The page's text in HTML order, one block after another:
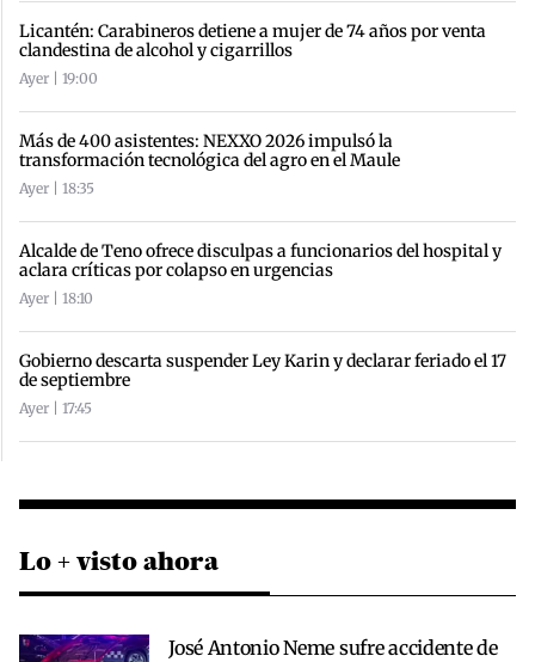
Licantén: Carabineros detiene a mujer de 74 años por venta
clandestina de alcohol y cigarrillos
Ayer | 19:00
Más de 400 asistentes: NEXXO 2026 impulsó la
transformación tecnológica del agro en el Maule
Ayer | 18:35
Alcalde de Teno ofrece disculpas a funcionarios del hospital y
aclara críticas por colapso en urgencias
Ayer | 18:10
Gobierno descarta suspender Ley Karin y declarar feriado el 17
de septiembre
Ayer | 17:45
Lo + visto ahora
José Antonio Neme sufre accidente de